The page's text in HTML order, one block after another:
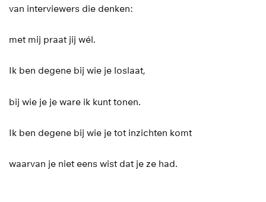
van interviewers die denken:
met mij praat jij wél.
Ik ben degene bij wie je loslaat,
bij wie je je ware ik kunt tonen.
Ik ben degene bij wie je tot inzichten komt
waarvan je niet eens wist dat je ze had.